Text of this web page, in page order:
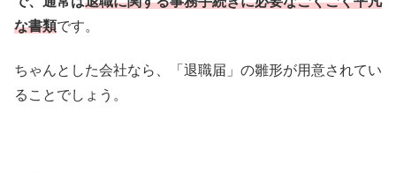
な書類です。
ちゃんとした会社なら、「退職届」の雛形が用意されてい
ることでしょう。